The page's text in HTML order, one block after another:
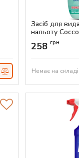
Засіб для
нальоту
Muschio
Артикул:
258 грн
Немає на складі